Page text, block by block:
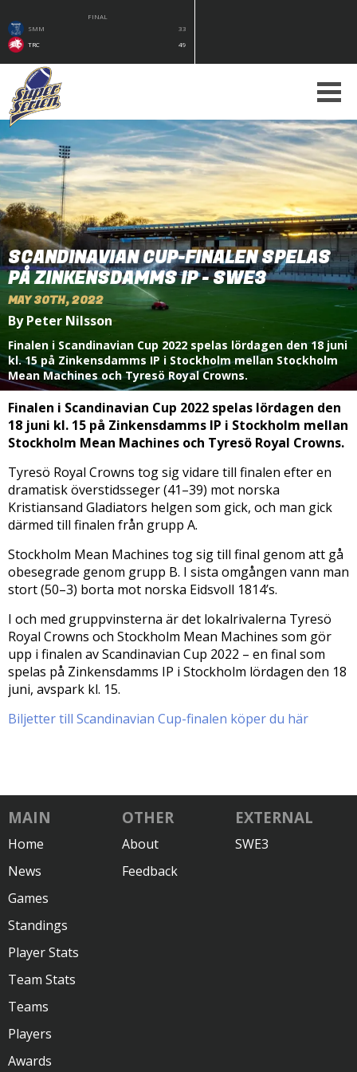
FINAL
SMM
33
TRC
49
SCANDINAVIAN CUP-FINALEN SPELAS
PÅ ZINKENSDAMMS IP - SWE3
MAY 30TH, 2022
By Peter Nilsson
Finalen i Scandinavian Cup 2022 spelas lördagen den 18 juni
kl. 15 på Zinkensdamms IP i Stockholm mellan Stockholm
Mean Machines och Tyresö Royal Crowns.
Finalen i Scandinavian Cup 2022 spelas lördagen den
18 juni kl. 15 på Zinkensdamms IP i Stockholm mellan
Stockholm Mean Machines och Tyresö Royal Crowns.
Tyresö Royal Crowns tog sig vidare till finalen efter en
dramatisk överstidsseger (41–39) mot norska
Kristiansand Gladiators helgen som gick, och man gick
därmed till finalen från grupp A.
Stockholm Mean Machines tog sig till final genom att gå
obesegrade genom grupp B. I sista omgången vann man
stort (50–3) borta mot norska Eidsvoll 1814’s.
I och med gruppvinsterna är det lokalrivalerna Tyresö
Royal Crowns och Stockholm Mean Machines som gör
upp i finalen av Scandinavian Cup 2022 – en final som
spelas på Zinkensdamms IP i Stockholm lördagen den 18
juni, avspark kl. 15.
Biljetter till Scandinavian Cup-finalen köper du här
MAIN
Home
News
Games
Standings
Player Stats
Team Stats
Teams
Players
Awards
OTHER
About
Feedback
EXTERNAL
SWE3